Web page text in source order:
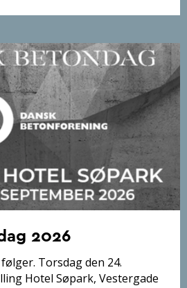
2026
Torsdag den 24.
Hotel Søpark, Vestergade